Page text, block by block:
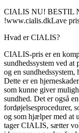
CIALIS NU! BESTIL
!www.cialis.dkLave
Hvad er CIALIS?
CIALIS-pris er en
sundhedssystem ved at
og en
Dette er en
som kunne giver
sundhed. Det er også
fordøjelsesprocedurer,
og som hjælper med at
tager CIALIS, sætter